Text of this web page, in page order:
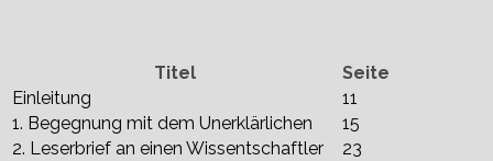
Titel
Seite
Einleitung
11
1. Begegnung mit dem Unerklärlichen
15
2. Leserbrief an einen Wissentschaftler
23